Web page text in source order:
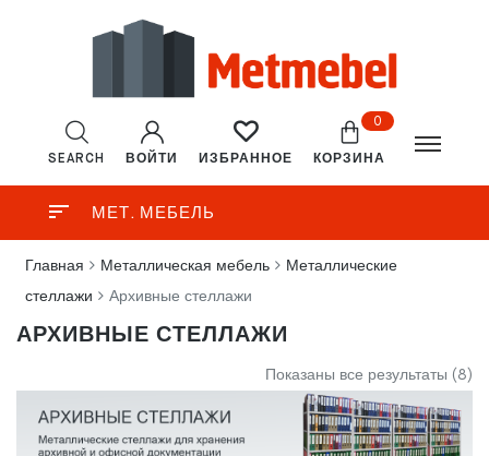
SEARCH ВОЙТИ ИЗБРАННОЕ
0
КОРЗИНА
МЕТ. МЕБЕЛЬ
Главная Металлическая мебель
Металлические
стеллажи
Архивные стеллажи
АРХИВНЫЕ СТЕЛЛАЖИ
Показаны все результаты (8)